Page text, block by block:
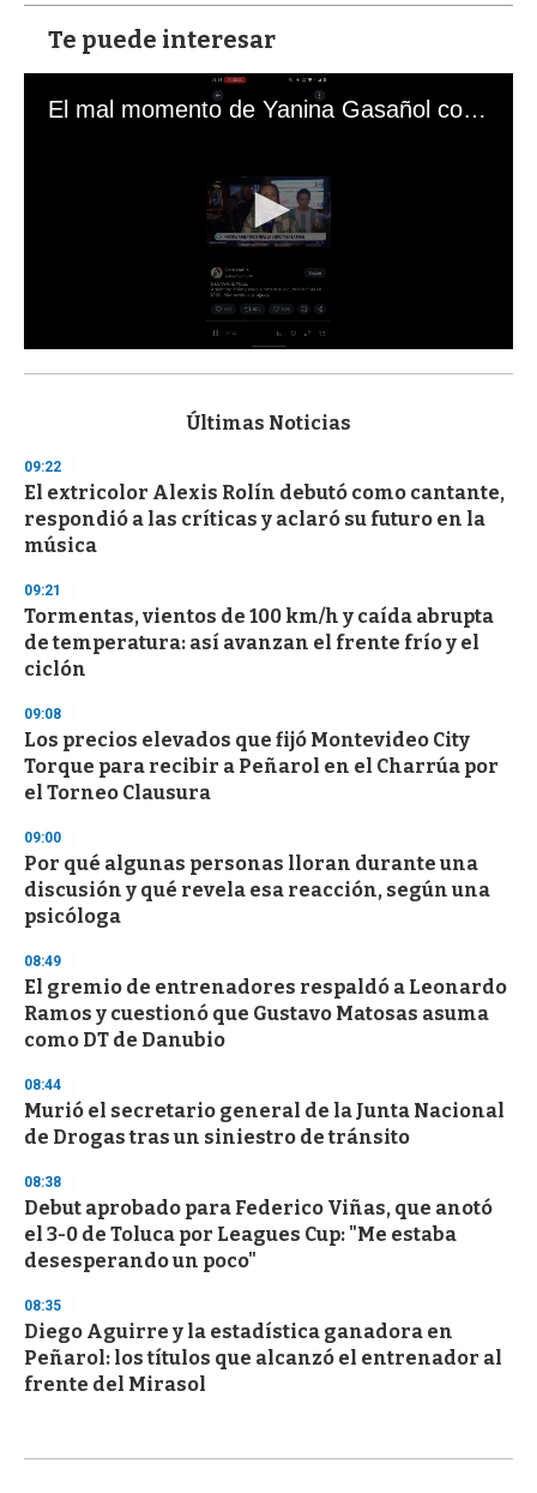
Te puede interesar
El mal momento de Yanina Gasañol con un hincha argentino en "Subrayado"
s
d
s
o
f
3
s
e
c
o
n
Últimas Noticias
09:22
El extricolor Alexis Rolín debutó como cantante,
respondió a las críticas y aclaró su futuro en la
música
09:21
Tormentas, vientos de 100 km/h y caída abrupta
de temperatura: así avanzan el frente frío y el
ciclón
09:08
Los precios elevados que fijó Montevideo City
Torque para recibir a Peñarol en el Charrúa por
el Torneo Clausura
09:00
Por qué algunas personas lloran durante una
discusión y qué revela esa reacción, según una
psicóloga
08:49
El gremio de entrenadores respaldó a Leonardo
Ramos y cuestionó que Gustavo Matosas asuma
como DT de Danubio
08:44
Murió el secretario general de la Junta Nacional
de Drogas tras un siniestro de tránsito
08:38
Debut aprobado para Federico Viñas, que anotó
el 3-0 de Toluca por Leagues Cup: "Me estaba
desesperando un poco"
08:35
Diego Aguirre y la estadística ganadora en
Peñarol: los títulos que alcanzó el entrenador al
frente del Mirasol